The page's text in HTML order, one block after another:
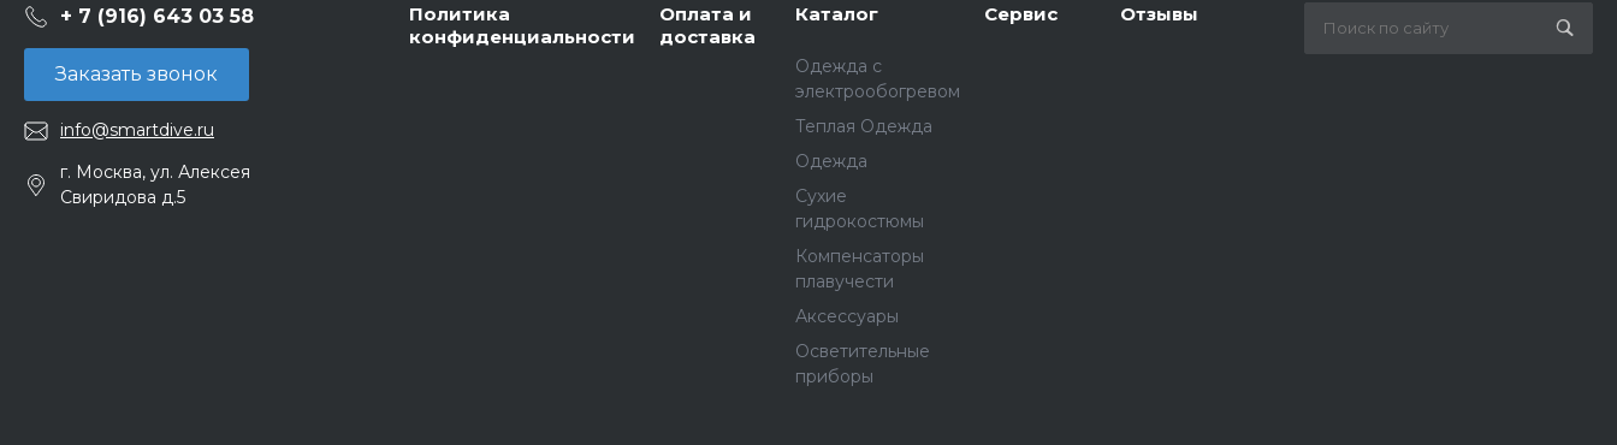
+ 7 (916) 643 03 58
Заказать звонок
info@smartdive.ru
г. Москва, ул. Алексея
Свиридова д.5
Политика
конфиденциальности
Оплата и
доставка
Каталог
Одежда с
электрообогревом
Теплая Одежда
Одежда
Сухие
гидрокостюмы
Компенсаторы
плавучести
Аксессуары
Осветительные
приборы
Сервис Отзывы